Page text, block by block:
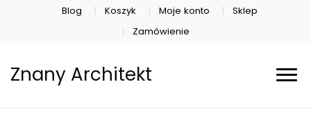
Blog Koszyk Moje konto
Sklep
Zamówienie
Znany Architekt